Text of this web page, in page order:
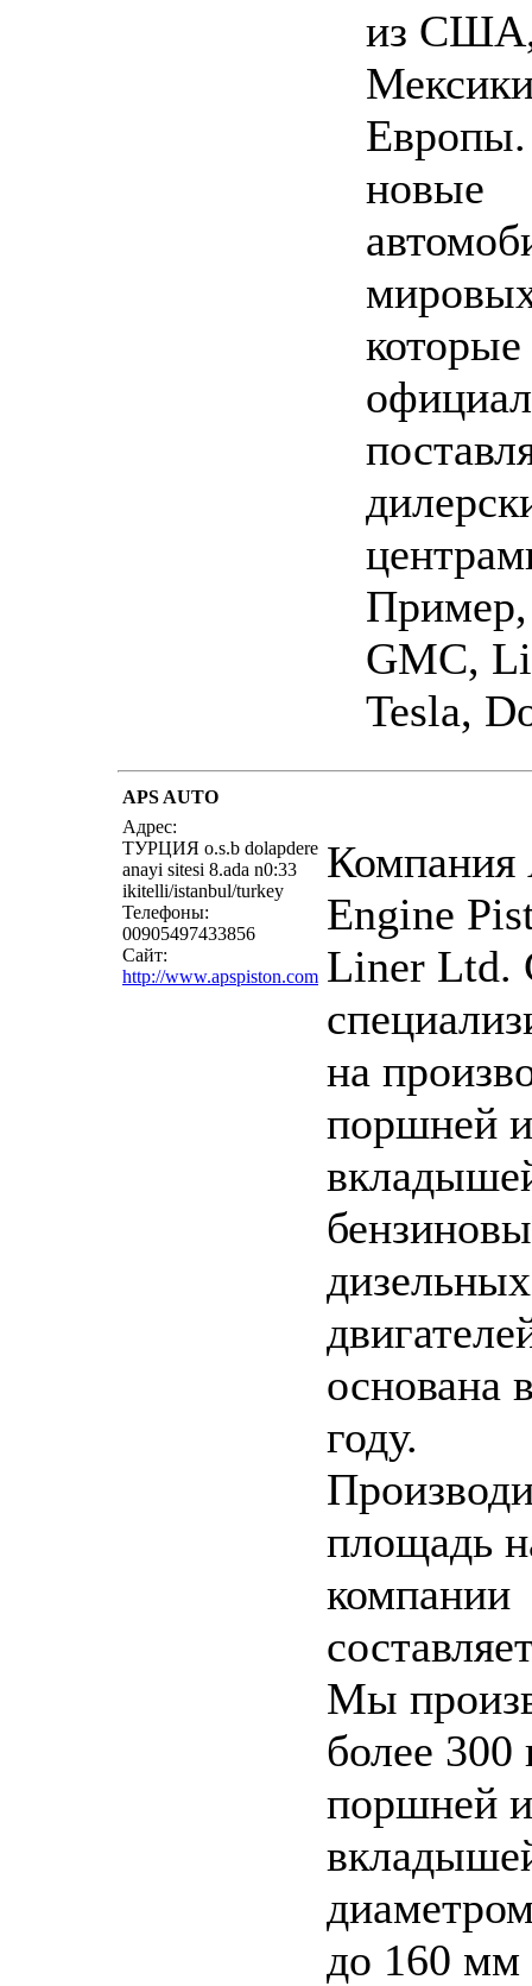
из
новые
GMC,
Tesla,
APS AUTO
Адрес:
ТУРЦИЯ o.s.b dolapdere
anayi sitesi 8.ada n0:33
ikitelli/istanbul/turkey
Телефоны:
00905497433856
Сайт:
http://www.apspiston.com
Компания
Engine
Liner Ltd.
на
поршней и
дизельных
основана
году.
площадь
компании
Мы
более 300
поршней и
до 160 мм